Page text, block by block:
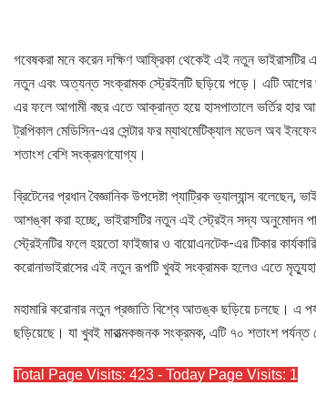
গবেষকরা মনে করেন দক্ষিণ আফ্রিকা থেকেই এই নতুন ভাইরাসটির
নতুন এবং অত্যন্ত সংক্রামক স্ট্রেইনটি ছড়িয়ে পড়ে। এটি আগের
এর ফলে আগামী বছর এতে আক্রান্ত হয়ে হাসপাতালে ভর্তির হার
ট্রপিকাল মেডিসিন-এর সেন্টার ফর ম্যাথমেটিক্যাল মডেল অব
শতাংশ বেশি সংক্রমণযোগ্য।
ব্রিটেনের প্রধান বৈজ্ঞানিক উপদেষ্টা প্যাট্রিক ভ্যাল্যান্স
আশঙ্কা করা হচ্ছে, ভাইরাসটির নতুন এই স্ট্রেইন সদ্য অনুমোদন
স্ট্রেইনটির ফলে হয়তো ফাইজার ও বায়োএনটেক-এর টিকার
করোনাভাইরাসের এই নতুন রূপটি খুবই সংক্রামক হলেও এতে
মহামারি করোনার নতুন প্রজাতি বিশ্বে আতঙ্ক ছড়িয়ে চলছে। এ
ছড়িয়েছে। যা খুবই মারাত্মকজনক সংক্রমক, এটি ৭০ শতাংশ পর্যন্ত
Total Page Visits: 423 - Today Page Visits: 1